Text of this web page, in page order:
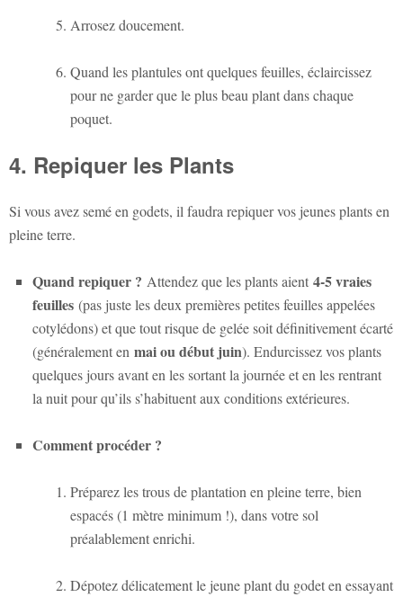
Arrosez doucement.
Quand les plantules ont quelques feuilles, éclaircissez
pour ne garder que le plus beau plant dans chaque
poquet.
4. Repiquer les Plants
Si vous avez semé en godets, il faudra repiquer vos jeunes plants en
pleine terre.
Quand repiquer ? Attendez que les plants aient 4-5 vraies
feuilles (pas juste les deux premières petites feuilles appelées
cotylédons) et que tout risque de gelée soit définitivement écarté
(généralement en mai ou début juin). Endurcissez vos plants
quelques jours avant en les sortant la journée et en les rentrant
la nuit pour qu’ils s’habituent aux conditions extérieures.
Comment procéder ?
Préparez les trous de plantation en pleine terre, bien
espacés (1 mètre minimum !), dans votre sol
préalablement enrichi.
Dépotez délicatement le jeune plant du godet en essayant